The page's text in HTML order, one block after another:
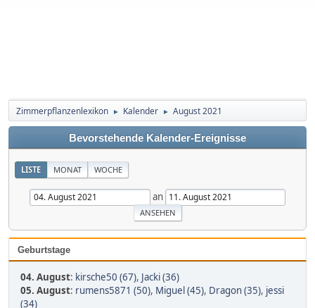
Zimmerpflanzenlexikon ► Kalender ► August 2021
Bevorstehende Kalender-Ereignisse
LISTE MONAT WOCHE
an
Geburtstage
04. August: kirsche50 (67), Jacki (36)
05. August: rumens5871 (50), Miguel (45), Dragon (35), jessi
(34)